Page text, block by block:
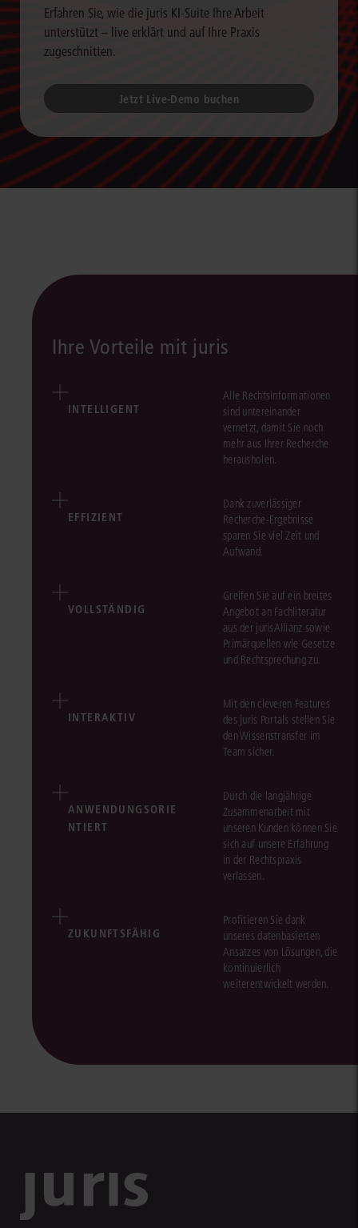
Erfahren Sie, wie die juris KI-Suite Ihre Arbeit
unterstützt – live erklärt und auf Ihre Praxis
zugeschnitten.
Jetzt Live-Demo buchen
Ihre Vorteile mit juris
INTELLIGENT
Alle Rechtsinformationen
sind untereinander
vernetzt, damit Sie noch
mehr aus Ihrer Recherche
herausholen.
EFFIZIENT
Dank zuverlässiger
Recherche-Ergebnisse
sparen Sie viel Zeit und
Aufwand.
VOLLSTÄNDIG
Greifen Sie auf ein breites
Angebot an Fachliteratur
aus der jurisAllianz sowie
Primärquellen wie Gesetze
und Rechtsprechung zu.
INTERAKTIV
Mit den cleveren Features
des juris Portals stellen Sie
den Wissenstransfer im
Team sicher.
ANWENDUNGSORIE
NTIERT
Durch die langjährige
Zusammenarbeit mit
unseren Kunden können Sie
sich auf unsere Erfahrung
in der Rechtspraxis
verlassen.
ZUKUNFTSFÄHIG
Profitieren Sie dank
unseres datenbasierten
Ansatzes von Lösungen, die
kontinuierlich
weiterentwickelt werden.